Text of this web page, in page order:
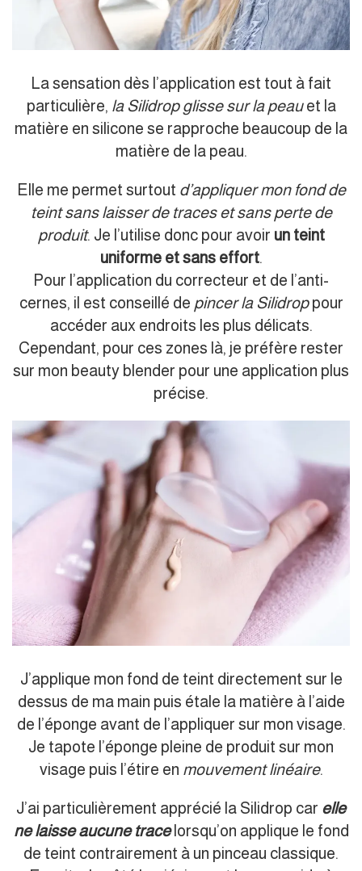
La sensation dès l’application est tout à fait
particulière, la Silidrop glisse sur la peauet la
matière en silicone se rapproche beaucoup de la
matière de la peau.
Elle me permet surtout d’appliquer mon fond de
teint sans laisser de traces et sans perte de
produit. Je l’utilise donc pour avoir un teint
uniforme et sans effort.
Pour l’application du correcteur et de l’anti-
cernes, il est conseillé de pincer la Silidroppour
accéder aux endroits les plus délicats.
Cependant, pour ces zones là, je préfère rester
sur mon beauty blender pour une application plus
précise.
J’applique mon fond de teint directement sur le
dessus de ma main puis étale la matière à l’aide
de l’éponge avant de l’appliquer sur mon visage.
Je tapote l’éponge pleine de produit sur mon
visage puis l’étire en mouvement linéaire.
J’ai particulièrement apprécié la Silidrop car elle
ne laisse aucune tracelorsqu’on applique le fond
de teint contrairement à un pinceau classique.